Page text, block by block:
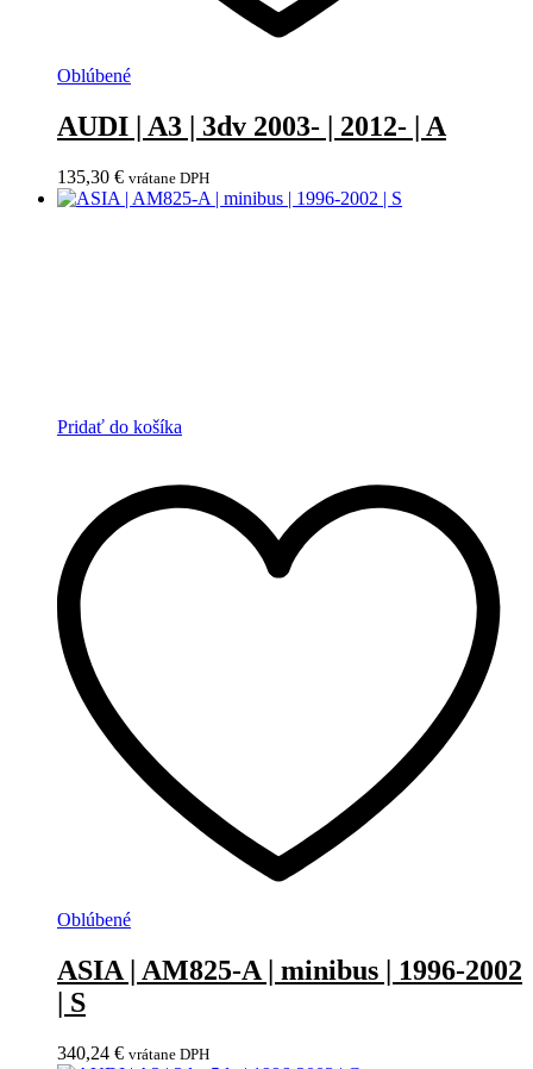
Oblúbené
AUDI | A3 | 3dv 2003- | 2012- | A
135,30 € vrátane DPH
Pridať do košíka
Oblúbené
ASIA | AM825-A | minibus | 1996-2002
| S
340,24 € vrátane DPH